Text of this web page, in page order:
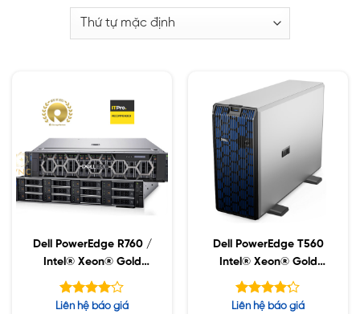
Dell PowerEdge R760 /
Intel® Xeon® Gold
5418Y 2G / 32GB
RDIMM / 8×2.5″
Được
Liên hệ báo giá
Dell PowerEdge T560
Intel® Xeon® Gold
5418Y 2G / 16GB
RDIMM / 800GB SSD /
Được xếp
Liên hệ báo giá